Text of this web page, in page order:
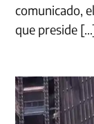
comunicado,
que preside